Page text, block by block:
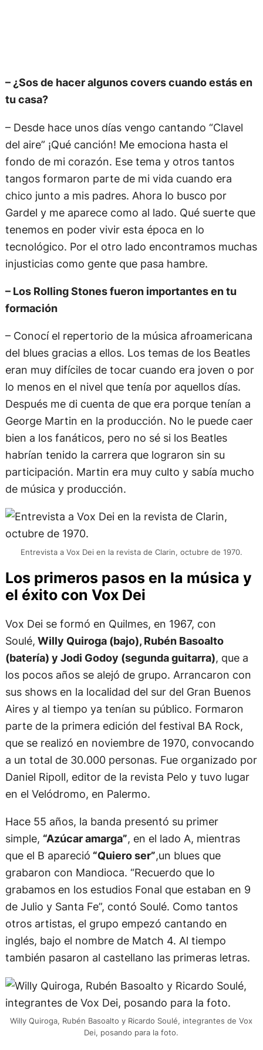
– ¿Sos de hacer algunos covers cuando estás en
tu casa?
– Desde hace unos días vengo cantando “Clavel
del aire” ¡Qué canción! Me emociona hasta el
fondo de mi corazón. Ese tema y otros tantos
tangos formaron parte de mi vida cuando era
chico junto a mis padres. Ahora lo busco por
Gardel y me aparece como al lado. Qué suerte que
tenemos en poder vivir esta época en lo
tecnológico. Por el otro lado encontramos muchas
injusticias como gente que pasa hambre.
– Los Rolling Stones fueron importantes en tu
formación
– Conocí el repertorio de la música afroamericana
del blues gracias a ellos. Los temas de los Beatles
eran muy difíciles de tocar cuando era joven o por
lo menos en el nivel que tenía por aquellos días.
Después me di cuenta de que era porque tenían a
George Martin en la producción. No le puede caer
bien a los fanáticos, pero no sé si los Beatles
habrían tenido la carrera que lograron sin su
participación. Martin era muy culto y sabía mucho
de música y producción.
Entrevista a Vox Dei en la revista de Clarin, octubre de 1970.
Los primeros pasos en la música y
el éxito con Vox Dei
Vox Dei se formó en Quilmes, en 1967, con
Soulé, Willy Quiroga (bajo), Rubén Basoalto
(batería) y Jodi Godoy (segunda guitarra), que a
los pocos años se alejó de grupo. Arrancaron con
sus shows en la localidad del sur del Gran Buenos
Aires y al tiempo ya tenían su público. Formaron
parte de la primera edición del festival BA Rock,
que se realizó en noviembre de 1970, convocando
a un total de 30.000 personas. Fue organizado por
Daniel Ripoll, editor de la revista Pelo y tuvo lugar
en el Velódromo, en Palermo.
Hace 55 años, la banda presentó su primer
simple, “Azúcar amarga”, en el lado A, mientras
que el B apareció “Quiero ser”,un blues que
grabaron con Mandioca. “Recuerdo que lo
grabamos en los estudios Fonal que estaban en 9
de Julio y Santa Fe”, contó Soulé. Como tantos
otros artistas, el grupo empezó cantando en
inglés, bajo el nombre de Match 4. Al tiempo
también pasaron al castellano las primeras letras.
Willy Quiroga, Rubén Basoalto y Ricardo Soulé, integrantes de Vox
Dei, posando para la foto.